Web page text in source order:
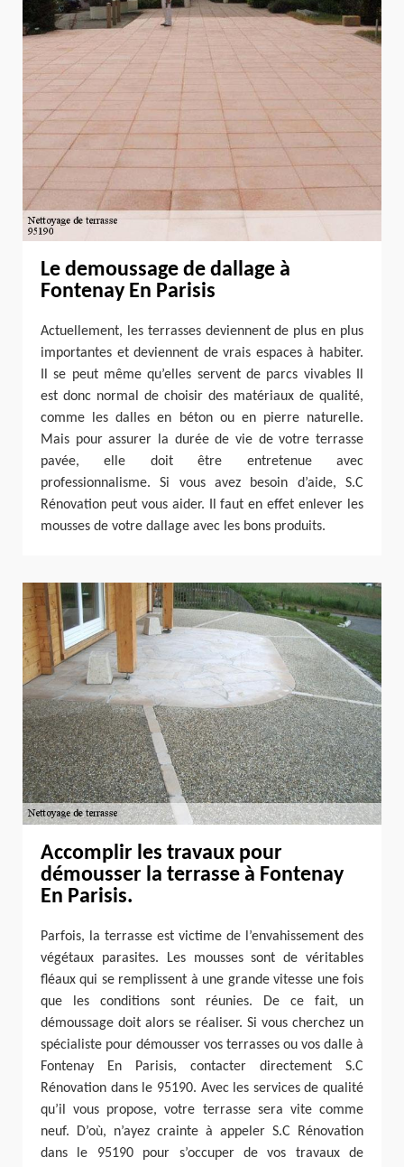
Le demoussage de dallage à
Fontenay En Parisis
Actuellement, les terrasses deviennent de plus en plus
importantes et deviennent de vrais espaces à habiter.
Il se peut même qu’elles servent de parcs vivables Il
est donc normal de choisir des matériaux de qualité,
comme les dalles en béton ou en pierre naturelle.
Mais pour assurer la durée de vie de votre terrasse
pavée, elle doit être entretenue avec
professionnalisme. Si vous avez besoin d’aide, S.C
Rénovation peut vous aider. Il faut en effet enlever les
mousses de votre dallage avec les bons produits.
Accomplir les travaux pour
démousser la terrasse à Fontenay
En Parisis.
Parfois, la terrasse est victime de l’envahissement des
végétaux parasites. Les mousses sont de véritables
fléaux qui se remplissent à une grande vitesse une fois
que les conditions sont réunies. De ce fait, un
démoussage doit alors se réaliser. Si vous cherchez un
spécialiste pour démousser vos terrasses ou vos dalle à
Fontenay En Parisis, contacter directement S.C
Rénovation dans le 95190. Avec les services de qualité
qu’il vous propose, votre terrasse sera vite comme
neuf. D’où, n’ayez crainte à appeler S.C Rénovation
dans le 95190 pour s’occuper de vos travaux de